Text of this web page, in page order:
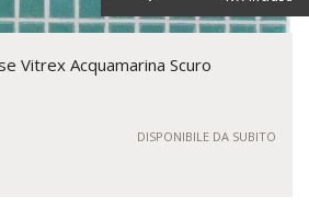
Vitrex Acquamarina Scuro
DISPONIBILE DA SUBITO